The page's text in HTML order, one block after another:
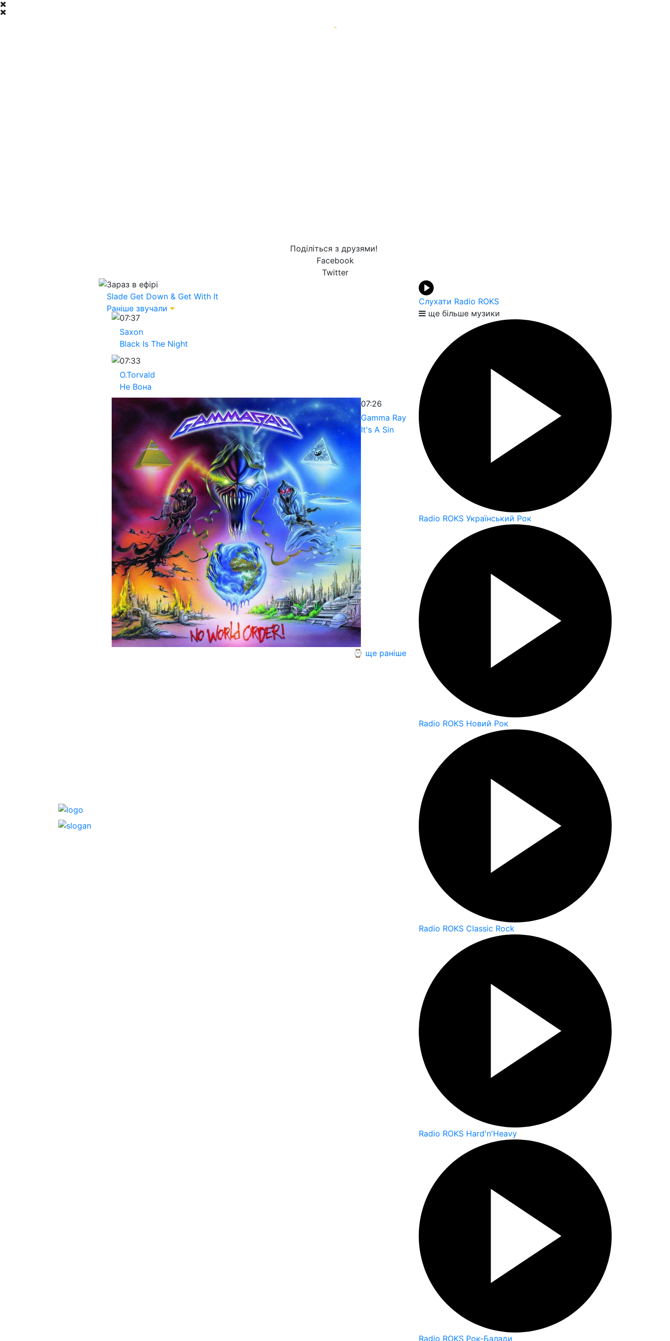
-
Поділіться з друзями!
Facebook
Twitter
Зараз в ефірі
Slade Get Down & Get With It
Раніше звучали
07:37
Saxon
Black Is The Night
07:33
O.Torvald
Не Вона
07:26
Gamma Ray
It's A Sin
⌚ ще раніше
Слухати Radio ROKS
ще більше музики
Radio ROKS Український Рок
Radio ROKS Новий Рок
Radio ROKS Classic Rock
Radio ROKS Hard'n'Heavy
Radio ROKS Рок-Балади